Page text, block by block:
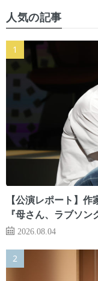
人気の記事
【公演レポート】
『母さん、ラブソン
2026.08.04